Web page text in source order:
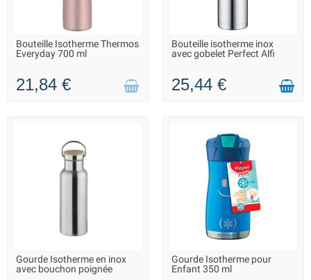
LIVRAISON 2 À 3 JOURS
Bouteille Isotherme Thermos
Everyday 700 ml
21,84 €
LIVRAISON 2 À 3 JOURS
Bouteille isotherme inox
avec gobelet Perfect Alfi
25,44 €
LIVRAISON 2 À 3 JOURS
Gourde Isotherme en inox
avec bouchon poignée
FIN DE SÉRIE : QUANTITÉ
MAX. DISPONIBLE
Gourde Isotherme pour
Enfant 350 ml